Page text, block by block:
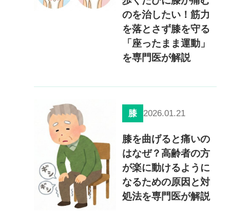
のを治したい！筋力
を落とさず膝を守る
「座ったまま運動」
を専門医が解説
膝 2026.01.21
膝を曲げると痛いの
はなぜ？高齢者の方
が楽に動けるように
なるための原因と対
処法を専門医が解説